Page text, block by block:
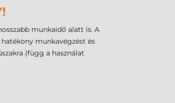
munkaidő alatt is. A
munkavégzést és
(függ a használat